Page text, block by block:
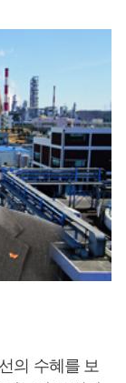
의 수혜를 보